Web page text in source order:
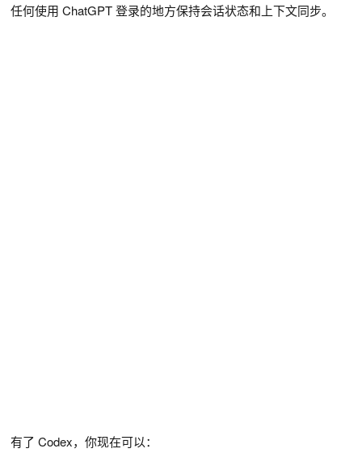
任何使用 ChatGPT 登录的地方保持会话状态和上下文同步。
有了 Codex，你现在可以：